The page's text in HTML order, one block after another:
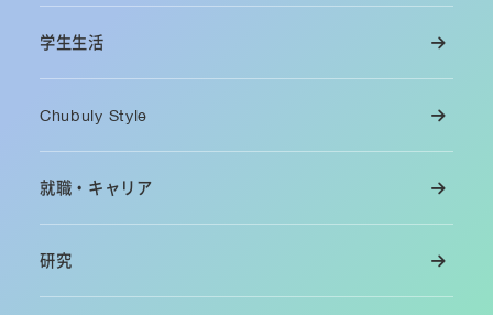
学生生活
Chubuly Style
就職・キャリア
研究